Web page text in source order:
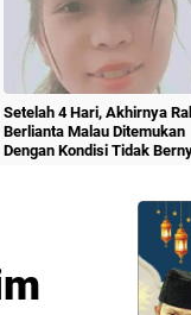
Setelah 4 Hari, Akhirnya
Berlianta Malau Ditemukan
Dengan Kondisi Tidak